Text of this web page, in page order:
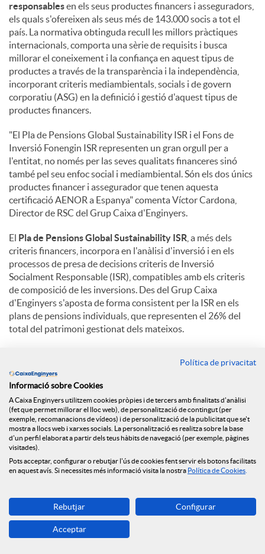
responsablesen els seus productes financers i asseguradors,
els quals s'ofereixen als seus més de 143.000 socis a tot el
país. La normativa obtinguda recull les millors pràctiques
internacionals, comporta una sèrie de requisits i busca
millorar el coneixement i la confiança en aquest tipus de
productes a través de la transparència i la independència,
incorporant criteris mediambientals, socials i de govern
corporatiu (ASG) en la definició i gestió d'aquest tipus de
productes financers.
"El Pla de Pensions Global Sustainability ISR i el Fons de
Inversió Fonengin ISR representen un gran orgull per a
l'entitat, no només per las seves qualitats financeres sinó
també pel seu enfoc social i mediambiental. Són els dos únics
productes financer i assegurador que tenen aquesta
certificació AENOR a Espanya" comenta Víctor Cardona,
Director de RSC del Grup Caixa d'Enginyers.
El Pla de Pensions Global Sustainability ISR , a més dels
criteris financers, incorpora en l'anàlisi d'inversió i en els
processos de presa de decisions criteris de Inversió
Socialment Responsable (ISR), compatibles amb els criteris
de composició de les inversions. Des del Grup Caixa
d'Enginyers s'aposta de forma consistent per la ISR en els
plans de pensions individuals, que representen el 26% del
total del patrimoni gestionat dels mateixos.
aconseguir la certificació. Es tracta d'un producte que
promou les Inversions Socialment Responsables integrant
afavorint així les inversions sostenibles a llarg termini.
Tant el Pla de Pensions Global Sustainability ISR com el Fons
de Inversió Fonengin ISR estan adherits als Principis de la
Inversió Responsable de les Nacions Unides (PRI).
Certificat del Fons d'Inversió Fonengin ISR.
Política de privacitat
Informació sobre Cookies
A Caixa Enginyers utilitzem cookies pròpies i de tercers amb finalitats d'anàlisi
(fet que permet millorar el lloc web), de personalització de contingut (per
exemple, recomanacions de vídeos) i de personalització de la publicitat que se't
mostra a llocs web i xarxes socials. La personalització es realitza sobre la base
d'un perfil elaborat a partir dels teus hàbits de navegació (per exemple, pàgines
visitades).
Pots acceptar, configurar o rebutjar l'ús de cookies fent servir els botons facilitats
en aquest avís. Si necessites més informació visita la nostra Política de Cookies
Rebutjar Configurar
Acceptar